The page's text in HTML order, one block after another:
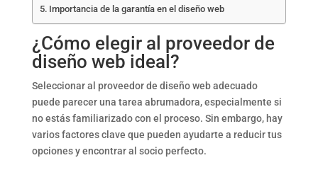
Importancia de la garantía en el diseño web
¿Cómo elegir al proveedor de
diseño web ideal?
Seleccionar al proveedor de diseño web adecuado
puede parecer una tarea abrumadora, especialmente si
no estás familiarizado con el proceso. Sin embargo, hay
varios factores clave que pueden ayudarte a reducir tus
opciones y encontrar al socio perfecto.